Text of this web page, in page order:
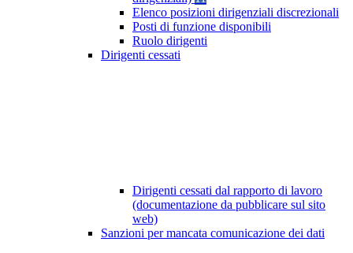
Elenco posizioni dirigenziali discrezionali
Posti di funzione disponibili
Ruolo dirigenti
Dirigenti cessati
Dirigenti cessati dal rapporto di lavoro
(documentazione da pubblicare sul sito
web)
Sanzioni per mancata comunicazione dei dati